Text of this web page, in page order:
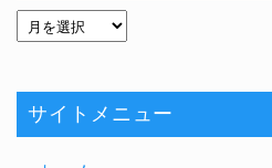
サイトメニュー